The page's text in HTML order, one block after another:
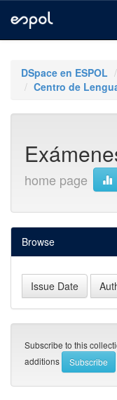
navigationDSpace en ESPOL
Centro de
home page
Browse
Subscribe to this
additions